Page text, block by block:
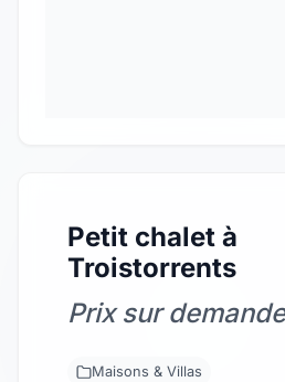
Petit chalet à
Troistorrents
Prix sur demande
Maisons & Villas